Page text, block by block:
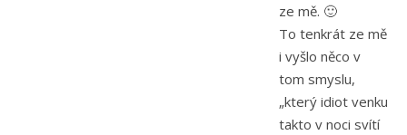
ze mě. 🙂
To tenkrát ze mě
i vyšlo něco v
tom smyslu,
„který idiot venku
takto v noci svítí